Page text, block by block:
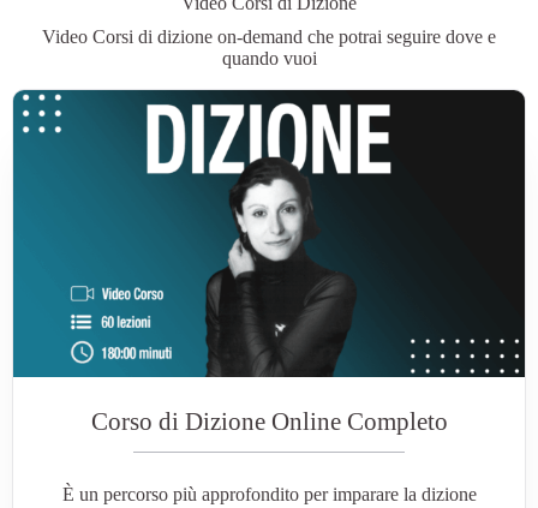
Video Corsi di dizione on-demand che potrai seguire dove e
quando vuoi
Corso di Dizione Online Completo
È un percorso più approfondito per imparare la dizione